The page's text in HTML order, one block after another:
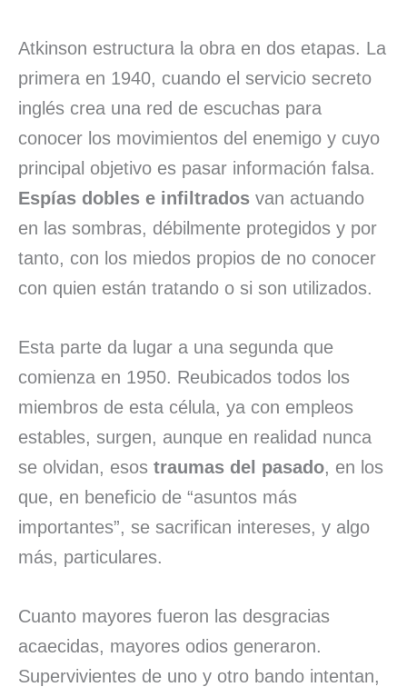
Atkinson estructura la obra en dos etapas. La
primera en 1940, cuando el servicio secreto
inglés crea una red de escuchas para
conocer los movimientos del enemigo y cuyo
principal objetivo es pasar información falsa.
Espías dobles e infiltrados van actuando
en las sombras, débilmente protegidos y por
tanto, con los miedos propios de no conocer
con quien están tratando o si son utilizados.
Esta parte da lugar a una segunda que
comienza en 1950. Reubicados todos los
miembros de esta célula, ya con empleos
estables, surgen, aunque en realidad nunca
se olvidan, esos traumas del pasado, en los
que, en beneficio de “asuntos más
importantes”, se sacrifican intereses, y algo
más, particulares.
Cuanto mayores fueron las desgracias
acaecidas, mayores odios generaron.
Supervivientes de uno y otro bando intentan,